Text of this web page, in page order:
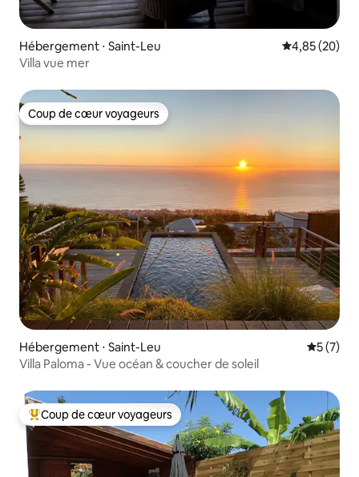
Hébergement ⋅ Saint-Leu Évaluation
4,85 (20)
Villa vue mer
Coup de cœur voyageurs
Coup de cœur voyageurs
Hébergement ⋅ Saint-Leu
5 (7)
Villa Paloma - Vue océan & coucher de soleil
Coups de cœur voyageurs les plus appréciés
Coup de cœur voyageurs